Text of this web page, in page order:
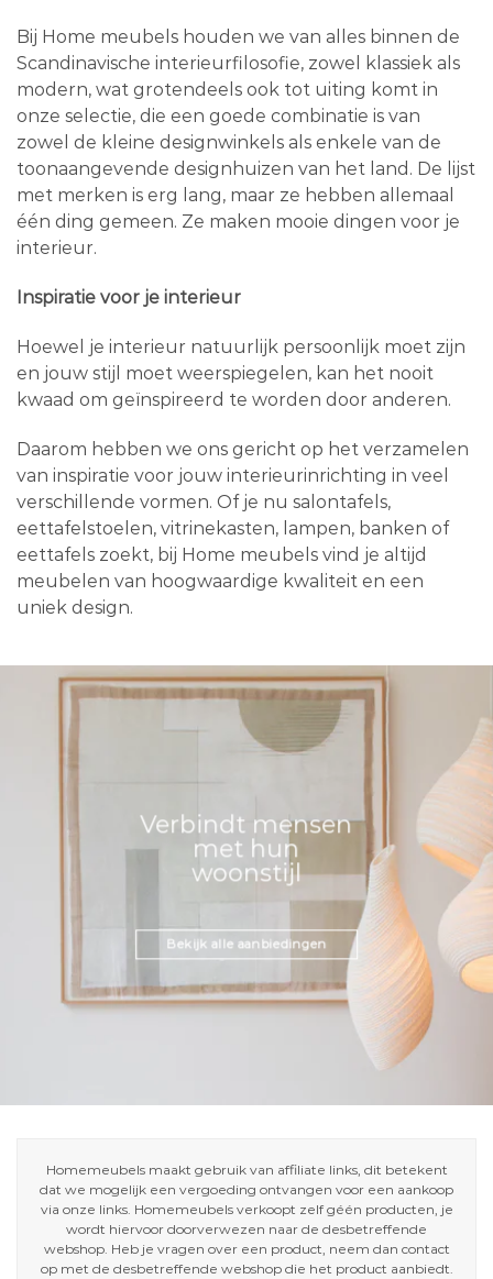
Bij Home meubels houden we van alles binnen de
Scandinavische interieurfilosofie, zowel klassiek als
modern, wat grotendeels ook tot uiting komt in
onze selectie, die een goede combinatie is van
zowel de kleine designwinkels als enkele van de
toonaangevende designhuizen van het land. De lijst
met merken is erg lang, maar ze hebben allemaal
één ding gemeen. Ze maken mooie dingen voor je
interieur.
Inspiratie voor je interieur
Hoewel je interieur natuurlijk persoonlijk moet zijn
en jouw stijl moet weerspiegelen, kan het nooit
kwaad om geïnspireerd te worden door anderen.
Daarom hebben we ons gericht op het verzamelen
van inspiratie voor jouw interieurinrichting in veel
verschillende vormen. Of je nu salontafels,
eettafelstoelen, vitrinekasten, lampen, banken of
eettafels zoekt, bij Home meubels vind je altijd
meubelen van hoogwaardige kwaliteit en een
uniek design.
Verbindt mensen
met hun
woonstijl
Bekijk alle aanbiedingen
Homemeubels maakt gebruik van affiliate links, dit betekent
dat we mogelijk een vergoeding ontvangen voor een aankoop
via onze links. Homemeubels verkoopt zelf géén producten, je
wordt hiervoor doorverwezen naar de desbetreffende
webshop. Heb je vragen over een product, neem dan contact
op met de desbetreffende webshop die het product aanbiedt.